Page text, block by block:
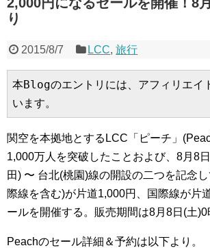
り
2015/8/7 LCC,旅行
本Blogのエントリには、アフィリエイ
います。
関空を本拠地とするLCC「ピーチ」
1,000万人を突破したことおよび、8月8
田) 〜 台北(桃園)線の開設の二つを記念
際線を含む)が片道1,000円、国際線が片
ールを開催する。販売期間は8月8日(土)0
Peachのセール詳細＆予約は以下より。